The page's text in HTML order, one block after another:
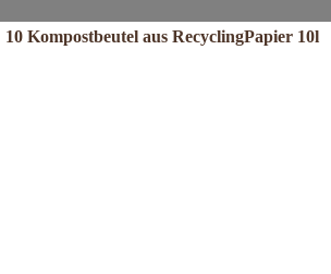
10 Kompostbeutel aus RecyclingPapier 10l